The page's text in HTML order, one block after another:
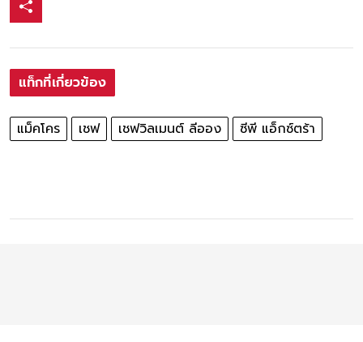
แท็กที่เกี่ยวข้อง
แม็คโคร เชฟ เชฟวิลเมนต์ ลีออง ซีพี แอ็กซ์ตร้า